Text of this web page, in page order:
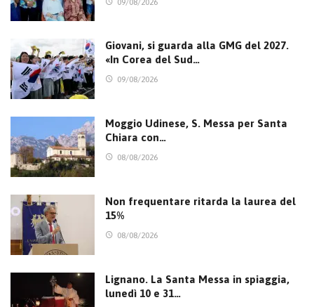
Giovani, si guarda alla GMG del 2027.
«In Corea del Sud…
09/08/2026
Moggio Udinese, S. Messa per Santa
Chiara con…
08/08/2026
Non frequentare ritarda la laurea del
15%
08/08/2026
Lignano. La Santa Messa in spiaggia,
lunedì 10 e 31…